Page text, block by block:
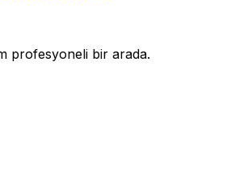
profesyoneli bir arada.